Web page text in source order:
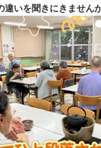
違いを聞きにきません